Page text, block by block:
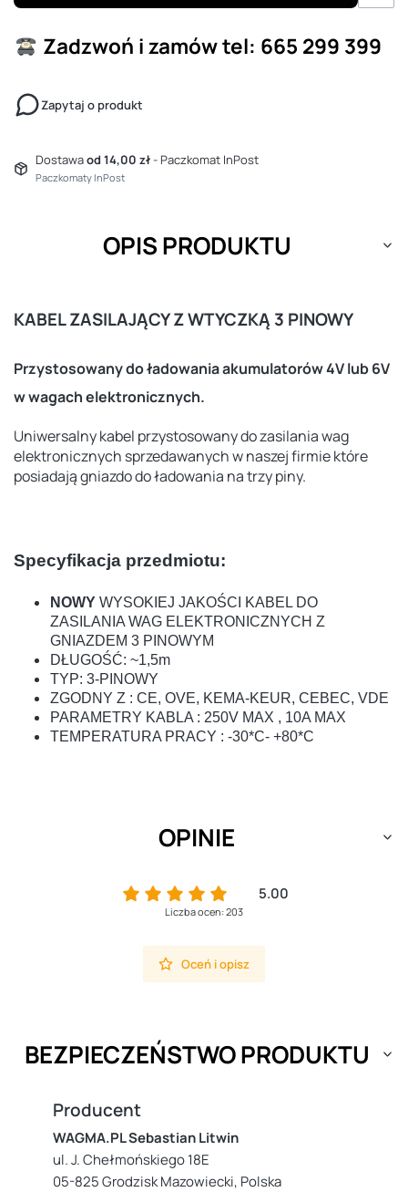
Zadzwoń i zamówtel: 665 299 399
Zapytaj o produkt
Dostawaod 14,00 zł- Paczkomat InPost
Paczkomaty InPost
OPIS PRODUKTU
KABEL ZASILAJĄCY Z WTYCZKĄ 3 PINOWY
Przystosowany do ładowania akumulatorów 4V lub 6V
w wagach elektronicznych.
Uniwersalny kabel przystosowany do zasilania wag
elektronicznych sprzedawanych w naszej firmie które
posiadają gniazdo do ładowania na trzy piny.
Specyfikacja przedmiotu:
NOWY WYSOKIEJ JAKOŚCI KABEL DO
ZASILANIA WAG ELEKTRONICZNYCH Z
GNIAZDEM 3 PINOWYM
DŁUGOŚĆ: ~1,5m
TYP: 3-PINOWY
ZGODNY Z : CE, OVE, KEMA-KEUR, CEBEC, VDE
PARAMETRY KABLA : 250V MAX , 10A MAX
TEMPERATURA PRACY : -30*C- +80*C
OPINIE
5.00
Liczba ocen: 203
Oceń i opisz
BEZPIECZEŃSTWO PRODUKTU
Producent
WAGMA.PL Sebastian Litwin
ul. J. Chełmońskiego 18E
05-825 Grodzisk Mazowiecki, Polska